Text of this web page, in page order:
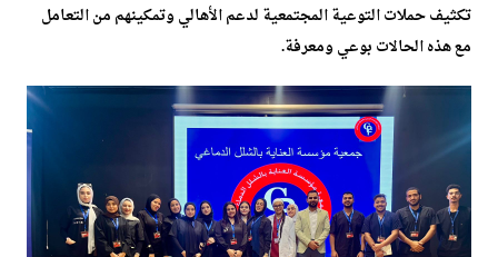
تكثيف حملات التوعية المجتمعية لدعم الأهالي وتمكينهم من التعامل
مع هذه الحالات بوعي ومعرفة.